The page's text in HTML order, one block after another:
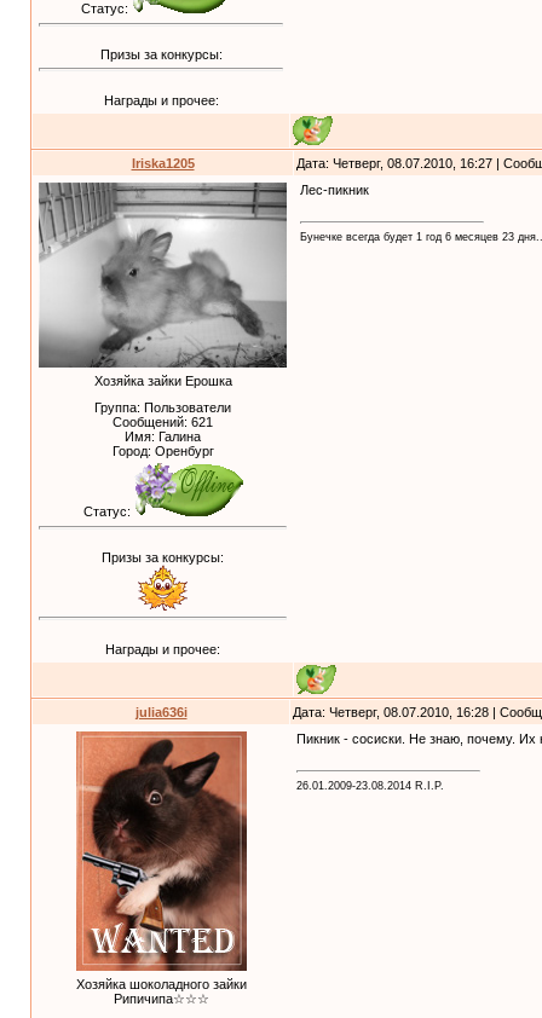
Статус:
Призы за конкурсы:
Награды и прочее:
Iriska1205 Дата: Четверг, 08.07.2010, 16:27 |
Хозяйка зайки Ерошка
Группа: Пользователи
Сообщений: 621
Имя: Галина
Город: Оренбург
Статус:
Призы за конкурсы:
Награды и прочее:
Лес-пикник
Бунечке всегда будет 1 год 6 месяцев 23
julia636i Дата: Четверг, 08.07.2010, 16:28 |
Хозяйка шоколадного зайки
Рипичипа☆☆☆
Пикник - сосиски. Не знаю, почему. Их
26.01.2009-23.08.2014 R.I.P.